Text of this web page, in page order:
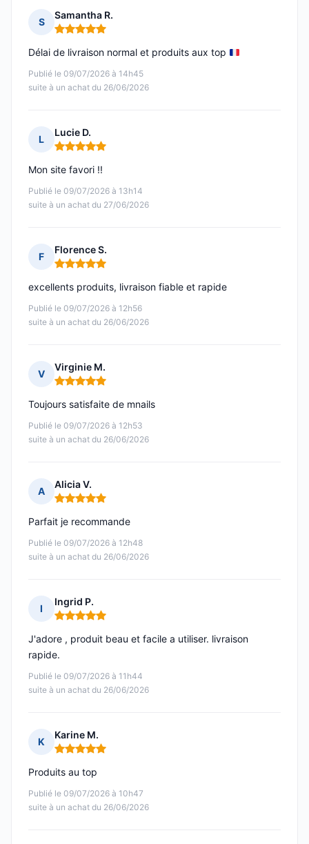
S
Samantha R.
Note : 5 sur 5
Publié le 09/07/2026 à 14h45
suite à un achat du 26/06/2026
Délai de livraison normal et produits aux top
L
Lucie D.
Note : 5 sur 5
Publié le 09/07/2026 à 13h14
suite à un achat du 27/06/2026
Mon site favori !!
F
Florence S.
Note : 5 sur 5
Publié le 09/07/2026 à 12h56
suite à un achat du 26/06/2026
excellents produits, livraison fiable et rapide
V
Virginie M.
Note : 5 sur 5
Publié le 09/07/2026 à 12h53
suite à un achat du 26/06/2026
Toujours satisfaite de mnails
A
Alicia V.
Note : 5 sur 5
Publié le 09/07/2026 à 12h48
suite à un achat du 26/06/2026
Parfait je recommande
I
Ingrid P.
Note : 5 sur 5
Publié le 09/07/2026 à 11h44
suite à un achat du 26/06/2026
J'adore , produit beau et facile a utiliser. livraison
rapide.
K
Karine M.
Note : 5 sur 5
Publié le 09/07/2026 à 10h47
suite à un achat du 26/06/2026
Produits au top